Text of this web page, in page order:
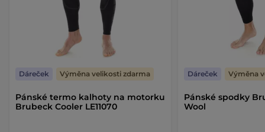
Pánské termo kalhoty na motorku
Brubeck Cooler LE11070
Dáreček Výměna velikosti zdarma
Pánské spodky
Wool
Dáreček Výměna